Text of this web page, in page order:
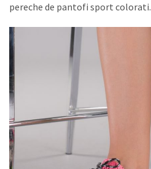
pereche de pantofi sport colorati.